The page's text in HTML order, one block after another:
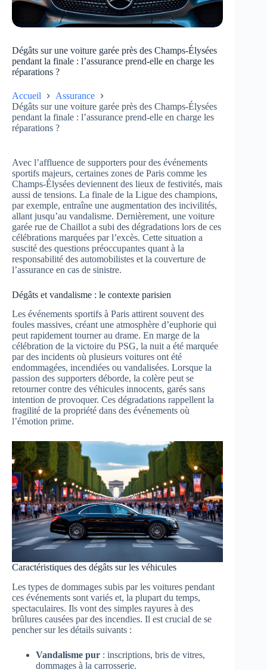
Dégâts sur une voiture garée près des Champs-Élysées
pendant la finale : l’assurance prend-elle en charge les
réparations ?
Accueil
Assurance
Dégâts sur une voiture garée près des Champs-Élysées
pendant la finale : l’assurance prend-elle en charge les
réparations ?
Avec l’affluence de supporters pour des événements
sportifs majeurs, certaines zones de Paris comme les
Champs-Élysées deviennent des lieux de festivités, mais
aussi de tensions. La finale de la Ligue des champions,
par exemple, entraîne une augmentation des incivilités,
allant jusqu’au vandalisme. Dernièrement, une voiture
garée rue de Chaillot a subi des dégradations lors de ces
célébrations marquées par l’excès. Cette situation a
suscité des questions préoccupantes quant à la
responsabilité des automobilistes et la couverture de
l’assurance en cas de sinistre.
Dégâts et vandalisme : le contexte parisien
Les événements sportifs à Paris attirent souvent des
foules massives, créant une atmosphère d’euphorie qui
peut rapidement tourner au drame. En marge de la
célébration de la victoire du PSG, la nuit a été marquée
par des incidents où plusieurs voitures ont été
endommagées, incendiées ou vandalisées. Lorsque la
passion des supporters déborde, la colère peut se
retourner contre des véhicules innocents, garés sans
intention de provoquer. Ces dégradations rappellent la
fragilité de la propriété dans des événements où
l’émotion prime.
Caractéristiques des dégâts sur les véhicules
Les types de dommages subis par les voitures pendant
ces événements sont variés et, la plupart du temps,
spectaculaires. Ils vont des simples rayures à des
brûlures causées par des incendies. Il est crucial de se
pencher sur les détails suivants :
Vandalisme pur : inscriptions, bris de vitres,
dommages à la carrosserie.